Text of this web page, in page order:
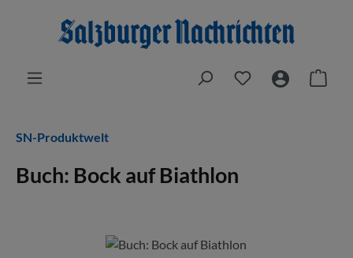
Zum Hauptinhalt springen
Du hast 0
SN-Produktwelt
Buch: Bock auf Biathlon
Bildergalerie überspringen